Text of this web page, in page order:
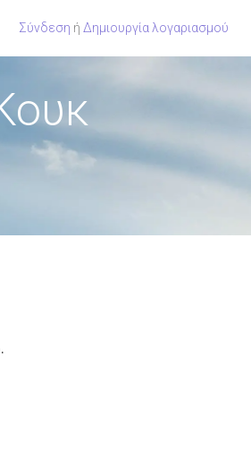
Σύνδεση ή Δημιουργία λογαριασμού